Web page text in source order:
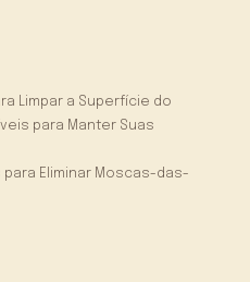
Limpar a Superfície do
para Manter Suas
Eliminar Moscas-das-